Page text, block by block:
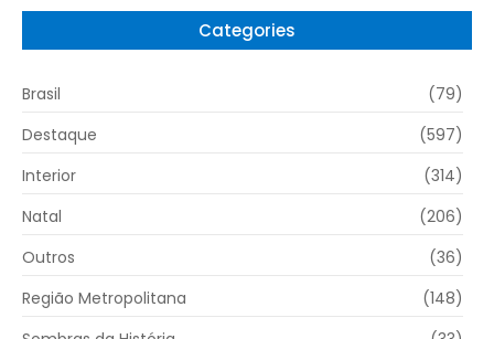
Categories
Brasil
(79)
Destaque
(597)
Interior
(314)
Natal
(206)
Outros
(36)
Região Metropolitana
(148)